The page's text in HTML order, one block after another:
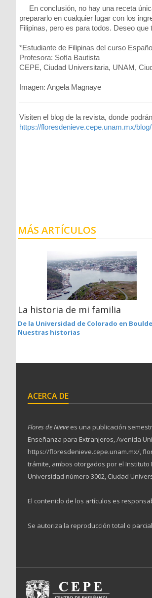
En conclusión, no hay una receta
prepararlo en cualquier lugar con los
Filipinas, pero es para todos. Deseo
*Estudiante de Filipinas del curso
Profesora: Sofía Bautista
CEPE, Ciudad Universitaria, UNAM,
Imagen: Angela Magnaye
Visiten el blog de la revista, donde
https://floresdenieve.cepe.unam.mx/
MÁS ARTÍCULOS
La historia de mi familia
De la Universidad de Colorado en
Nuestras historias
ACERCA DE
Flores de Nieve es una publicación
Enseñanza para Extranjeros, Avenida
https://floresdenieve.cepe.unam.mx/,
trámite, ambos otorgados por el Instituto
Universidad número 3002, Ciudad
El contenido de los artículos es
Se autoriza la reproducción total o